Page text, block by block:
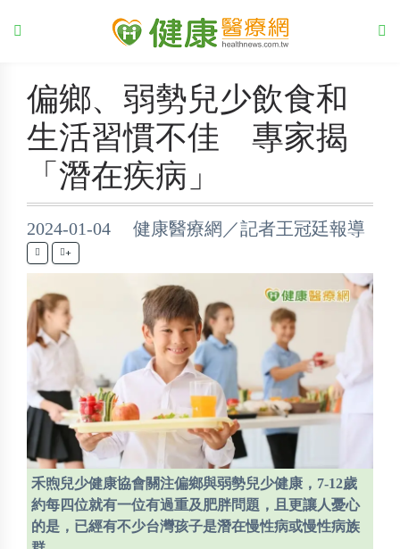
偏鄉、弱勢兒少飲食和
生活習慣不佳 專家揭
「潛在疾病」
2024-01-04 健康醫療網／記者王冠廷報導
+
禾煦兒少健康協會關注偏鄉與弱勢兒少健康，7-12歲
約每四位就有一位有過重及肥胖問題，且更讓人憂心
的是，已經有不少台灣孩子是潛在慢性病或慢性病族